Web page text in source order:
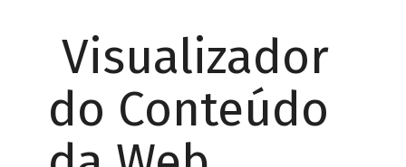
Visualizador
do Conteúdo